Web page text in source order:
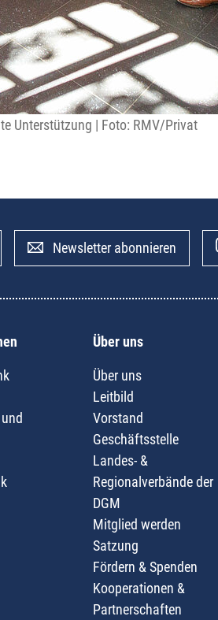
Unterstützung | Foto: RMV/Privat
Newsletter abonnieren
Über uns
Über uns
Leitbild
Vorstand
Geschäftsstelle
Landes- &
Regionalverbände der
DGM
Mitglied werden
Satzung
Fördern & Spenden
Kooperationen &
Partnerschaften